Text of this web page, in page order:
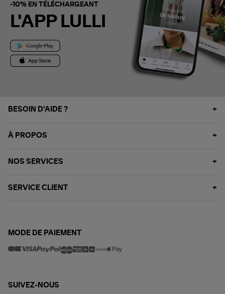
-10% EN TÉLÉCHARGEANT
L'APP LULLI
BESOIN D'AIDE ?
À PROPOS
NOS SERVICES
SERVICE CLIENT
MODE DE PAIEMENT
SUIVEZ-NOUS